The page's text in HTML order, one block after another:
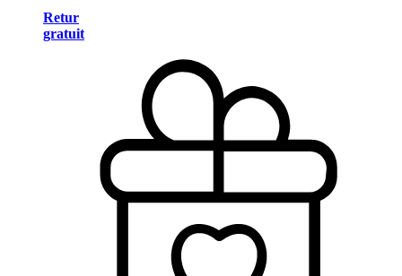
Retur
gratuit